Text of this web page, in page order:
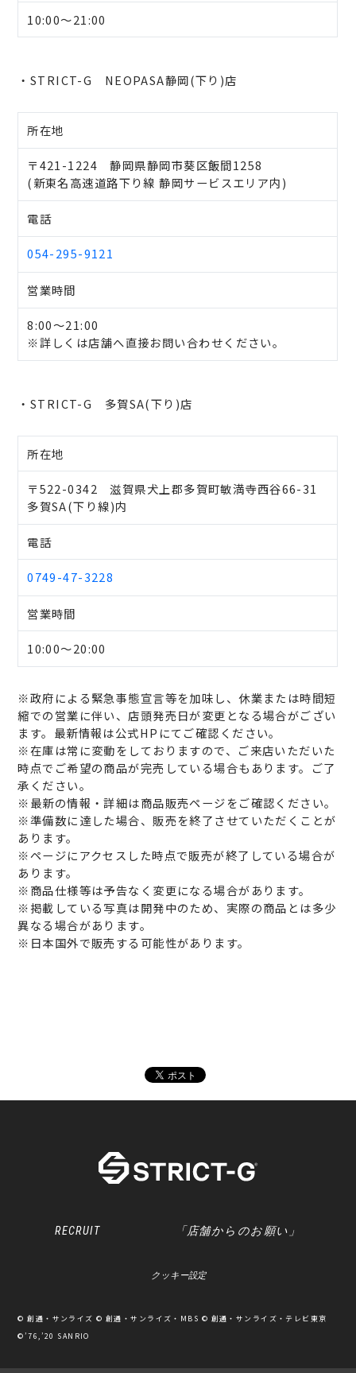
10:00～21:00
・STRICT-G NEOPASA静岡(下り)店
所在地
〒421-1224 静岡県静岡市葵区飯間1258
(新東名高速道路下り線 静岡サービスエリア内)
電話
054-295-9121
営業時間
8:00～21:00
※詳しくは店舗へ直接お問い合わせください。
・STRICT-G 多賀SA(下り)店
所在地
〒522-0342 滋賀県犬上郡多賀町敏満寺西谷66-31
多賀SA(下り線)内
電話
0749-47-3228
営業時間
10:00～20:00
※政府による緊急事態宣言等を加味し、休業または時間短
縮での営業に伴い、店頭発売日が変更となる場合がござい
ます。最新情報は公式HPにてご確認ください。
※在庫は常に変動をしておりますので、ご来店いただいた
時点でご希望の商品が完売している場合もあります。ご了
承ください。
※最新の情報・詳細は商品販売ページをご確認ください。
※準備数に達した場合、販売を終了させていただくことが
あります。
※ページにアクセスした時点で販売が終了している場合が
あります。
※商品仕様等は予告なく変更になる場合があります。
※掲載している写真は開発中のため、実際の商品とは多少
異なる場合があります。
※日本国外で販売する可能性があります。
RECRUIT 「店舗からのお願い」
クッキー設定
© 創通・サンライズ © 創通・サンライズ・MBS © 創通・サンライズ・テレビ東京
©’76,’20 SANRIO